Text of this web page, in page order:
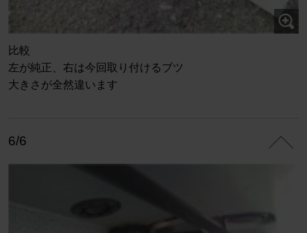
比較
左が純正、右は今回取り付けるブツ
大きさが全然違います
6/6